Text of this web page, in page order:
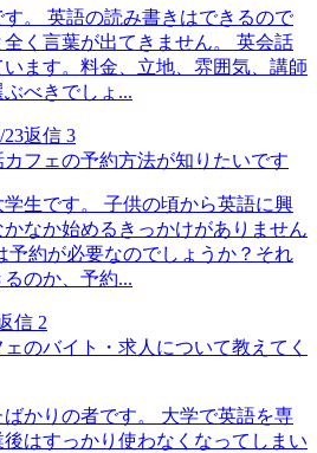
。 英語の読み書きはできるので
く言葉が出てきません。 英会話
ます。料金、立地、雰囲気、講師
べきでしょ...
23返信 3
カフェの予約方法が知りたいです
生です。 子供の頃から英語に興
なか始めるきっかけがありません
予約が必要なのでしょうか？それ
のか、予約...
信 2
のバイト・求人について教えてく
かりの者です。 大学で英語を専
はすっかり使わなくなってしまい